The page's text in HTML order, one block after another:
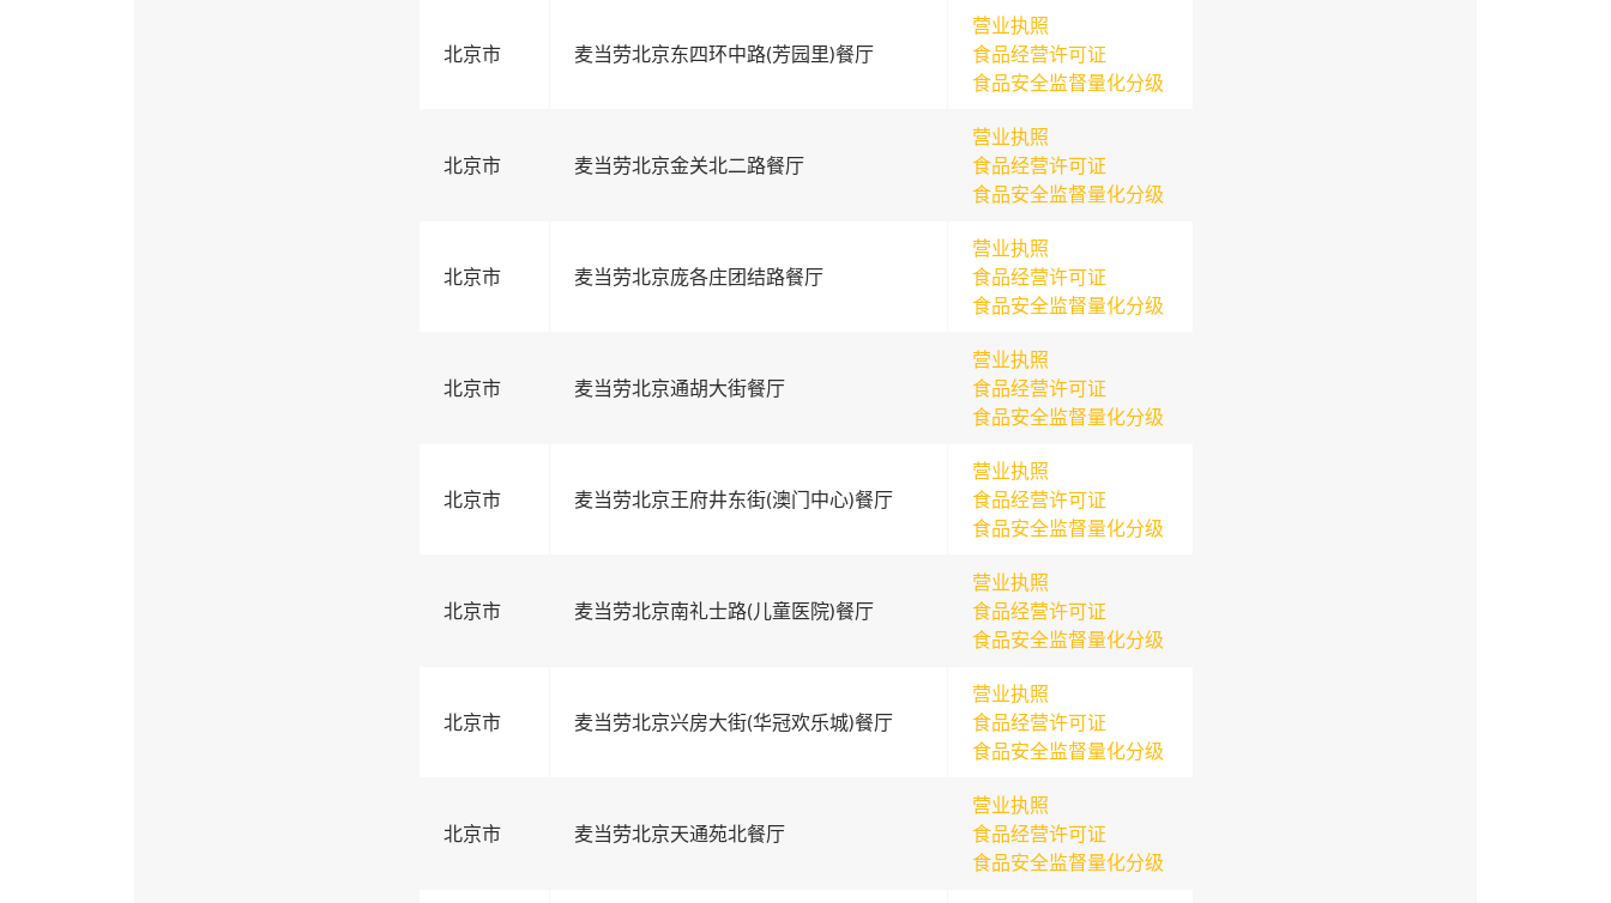
北京市 麦当劳北京东四环中路(芳园里)餐厅
营业执照
食品经营许可证
食品安全监督量化分级
北京市 麦当劳北京金关北二路餐厅
营业执照
食品经营许可证
食品安全监督量化分级
北京市 麦当劳北京庞各庄团结路餐厅
营业执照
食品经营许可证
食品安全监督量化分级
北京市 麦当劳北京通胡大街餐厅
营业执照
食品经营许可证
食品安全监督量化分级
北京市 麦当劳北京王府井东街(澳门中心)餐厅
营业执照
食品经营许可证
食品安全监督量化分级
北京市 麦当劳北京南礼士路(儿童医院)餐厅
营业执照
食品经营许可证
食品安全监督量化分级
北京市 麦当劳北京兴房大街(华冠欢乐城)餐厅
营业执照
食品经营许可证
食品安全监督量化分级
北京市 麦当劳北京天通苑北餐厅
营业执照
食品经营许可证
食品安全监督量化分级